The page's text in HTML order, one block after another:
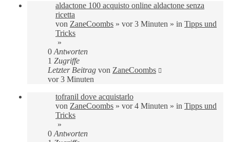
aldactone 100 acquisto online aldactone senza
ricetta
von ZaneCoombs » vor 3 Minuten » in Tipps und
Tricks
»
0 Antworten
1 Zugriffe
Letzter Beitrag von ZaneCoombs
vor 3 Minuten
tofranil dove acquistarlo
von ZaneCoombs » vor 4 Minuten » in Tipps und
Tricks
»
0 Antworten